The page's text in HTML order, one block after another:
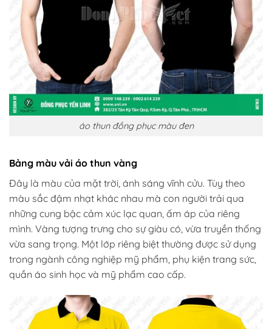
áo thun đồng phục màu đen
Bảng màu vải áo thun vàng
Đây là màu của mặt trời, ánh sáng vĩnh cửu. Tùy theo
màu sắc đậm nhạt khác nhau mà con người trải qua
những cung bậc cảm xúc lạc quan, ấm áp của riêng
mình. Vàng tượng trưng cho sự giàu có, vừa truyền thống
vừa sang trọng. Một lớp riêng biệt thường được sử dụng
trong ngành công nghiệp mỹ phẩm, phụ kiện trang sức,
quần áo sinh học và mỹ phẩm cao cấp.